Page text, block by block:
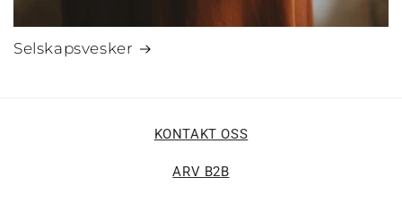
Selskapsvesker
KONTAKT OSS
ARV B2B